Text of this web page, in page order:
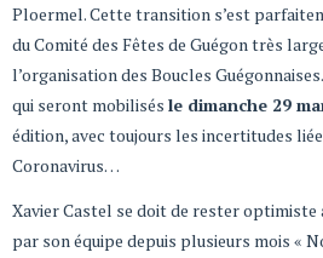
Ploermel. Cette transition s’est
du Comité des Fêtes de Guégon très
l’organisation des Boucles
qui seront mobilisés le dimanche 29
édition, avec toujours les incertitudes
Coronavirus…
Xavier Castel se doit de rester optimiste
par son équipe depuis plusieurs mois «